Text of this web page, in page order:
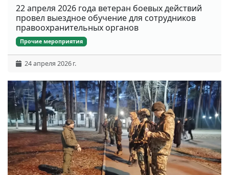
22 апреля 2026 года ветеран боевых действий
провел выездное обучение для сотрудников
правоохранительных органов
Прочие мероприятия
24 апреля 2026 г.